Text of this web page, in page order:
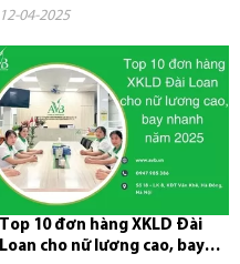
đi xuất khẩu lao...
12-04-2025
Top 10 đơn hàng XKLD Đài
Loan cho nữ lương cao, bay